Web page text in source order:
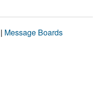
| Message Boards